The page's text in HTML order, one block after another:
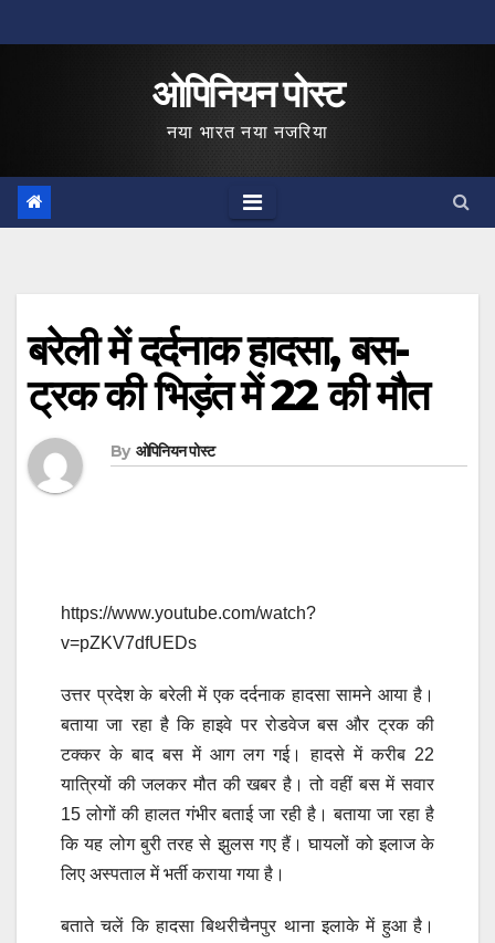
to
ओपिनियन पोस्ट
नया भारत नया नजरिया
बरेली में दर्दनाक हादसा, बस-
ट्रक की भिड़ंत में 22 की मौत
By ओपिनियन पोस्ट
https://www.youtube.com/watch?
v=pZKV7dfUEDs
उत्तर प्रदेश के बरेली में एक दर्दनाक हादसा सामने आया है।
बताया जा रहा है कि हाइवे पर रोडवेज बस और ट्रक की
टक्कर के बाद बस में आग लग गई। हादसे में करीब 22
यात्रियों की जलकर मौत की खबर है। तो वहीं बस में सवार
15 लोगों की हालत गंभीर बताई जा रही है। बताया जा रहा है
कि यह लोग बुरी तरह से झुलस गए हैं। घायलों को इलाज के
लिए अस्पताल में भर्ती कराया गया है।
बताते चलें कि हादसा बिथरीचैनपुर थाना इलाके में हुआ है।